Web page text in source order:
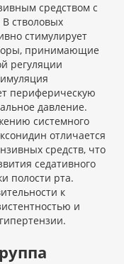
средством с
стволовых
стимулирует
принимающие
регуляции
периферическую
давление.
системного
отличается
средств, что
седативного
полости рта.
к
и